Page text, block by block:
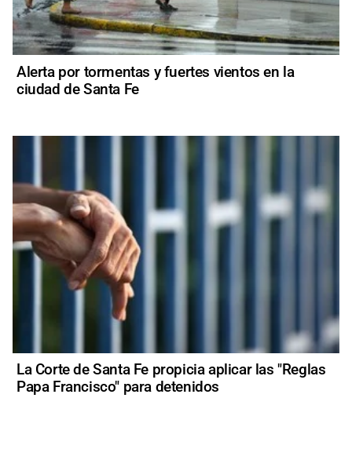
Alerta por tormentas y fuertes vientos en la
ciudad de Santa Fe
La Corte de Santa Fe propicia aplicar las "Reglas
Papa Francisco" para detenidos